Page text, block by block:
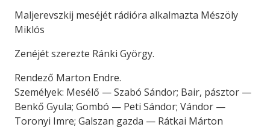
Maljerevszkij meséjét rádióra alkalmazta Mészöly
Miklós
Zenéjét szerezte Ránki György.
Rendező Marton Endre.
Személyek: Mesélő — Szabó Sándor; Bair, pásztor —
Benkő Gyula; Gombó — Peti Sándor; Vándor —
Toronyi Imre; Galszan gazda — Rátkai Márton